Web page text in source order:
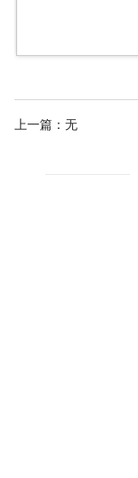
上一篇：无